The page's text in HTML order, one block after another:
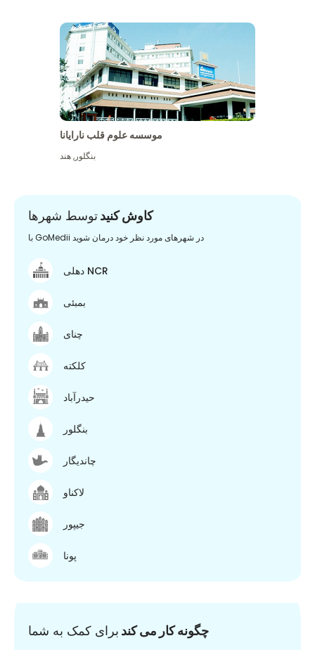
موسسه علوم قلب نارایانا
بنگلور,هند
کاوش کنیدتوسط شهرها
با GoMedii در شهرهای مورد نظر خود درمان شوید
دهلی NCR
بمبئی
چنای
کلکته
حیدرآباد
بنگلور
چاندیگار
لاکناو
جیپور
پونا
چگونه کار می کند برای کمک به شما